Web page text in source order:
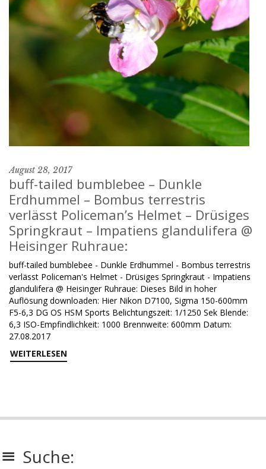
August 28, 2017
buff-tailed bumblebee – Dunkle
Erdhummel – Bombus terrestris
verlässt Policeman’s Helmet – Drüsiges
Springkraut – Impatiens glandulifera @
Heisinger Ruhraue:
buff-tailed bumblebee - Dunkle Erdhummel - Bombus terrestris
verlässt Policeman's Helmet - Drüsiges Springkraut - Impatiens
glandulifera @ Heisinger Ruhraue: Dieses Bild in hoher
Auflösung downloaden: Hier Nikon D7100, Sigma 150-600mm
F5-6,3 DG OS HSM Sports Belichtungszeit: 1/1250 Sek Blende:
6,3 ISO-Empfindlichkeit: 1000 Brennweite: 600mm Datum:
27.08.2017
WEITERLESEN
Suche: